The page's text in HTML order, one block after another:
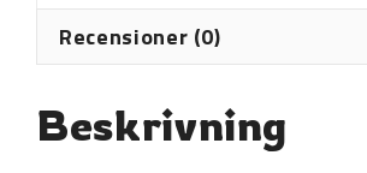
Recensioner (0)
Beskrivning